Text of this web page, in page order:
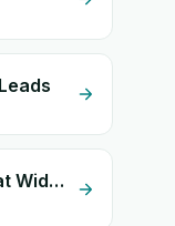
lightfunnels + eGrow Chat Widget